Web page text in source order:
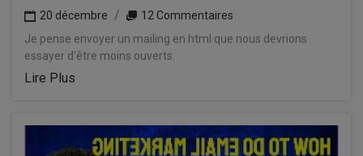
20 décembre
12 Commentaires
Je pense envoyer un mailing en html que nous devrions
essayer d'être moins ouverts.
Lire Plus